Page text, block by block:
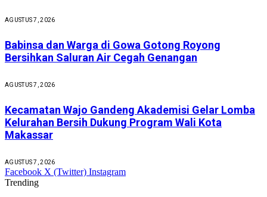
AGUSTUS 7, 2026
Babinsa dan Warga di Gowa Gotong Royong
Bersihkan Saluran Air Cegah Genangan
AGUSTUS 7, 2026
Kecamatan Wajo Gandeng Akademisi Gelar Lomba
Kelurahan Bersih Dukung Program Wali Kota
Makassar
AGUSTUS 7, 2026
Facebook X (Twitter) Instagram
Trending